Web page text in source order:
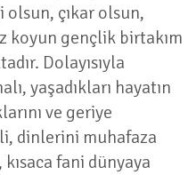
çıkar olsun,
koyun gençlik birtakım
Dolayısıyla
yaşadıkları hayatın
ve geriye
dinlerini muhafaza
fani dünyaya